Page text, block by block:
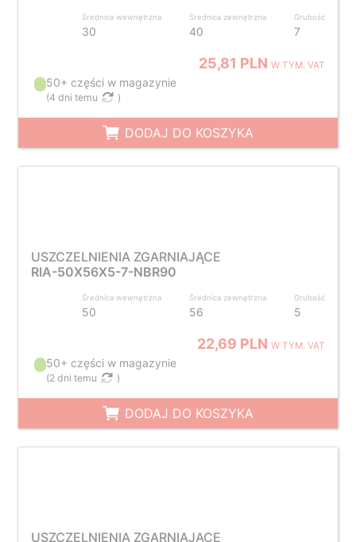
Średnica wewnętrzna
30
Średnica zewnętrzna
40
Grubość
7
25,81 PLNW TYM. VAT
50+ części w magazynie
(4 dni temu )
DODAJ DO KOSZYKA
USZCZELNIENIA ZGARNIAJĄCE
RIA-50X56X5-7-NBR90
Średnica wewnętrzna
50
Średnica zewnętrzna
56
Grubość
5
22,69 PLNW TYM. VAT
50+ części w magazynie
(2 dni temu )
DODAJ DO KOSZYKA
USZCZELNIENIA ZGARNIAJĄCE